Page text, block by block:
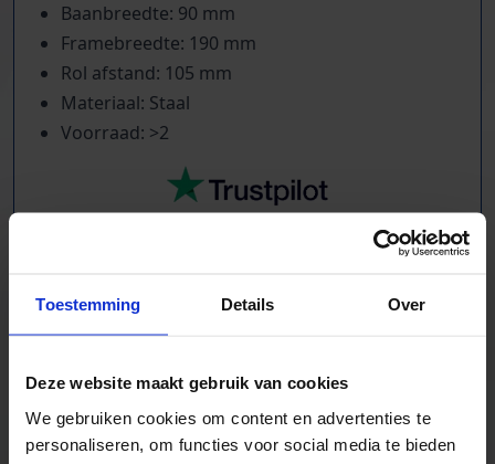
Toestemming Details Over
Deze website maakt gebruik van cookies
We gebruiken cookies om content en advertenties te
personaliseren, om functies voor social media te bieden
Baanbreedte: 90 mm
Framebreedte: 190 mm
Rol afstand: 105 mm
Materiaal: Staal
Voorraad: >2
Kilometers rollenbaan uit voorraad leverbaar
Bochten, harmonicabanen, wissels
Nieuw & gebruikt
Voor talloze toepassingen